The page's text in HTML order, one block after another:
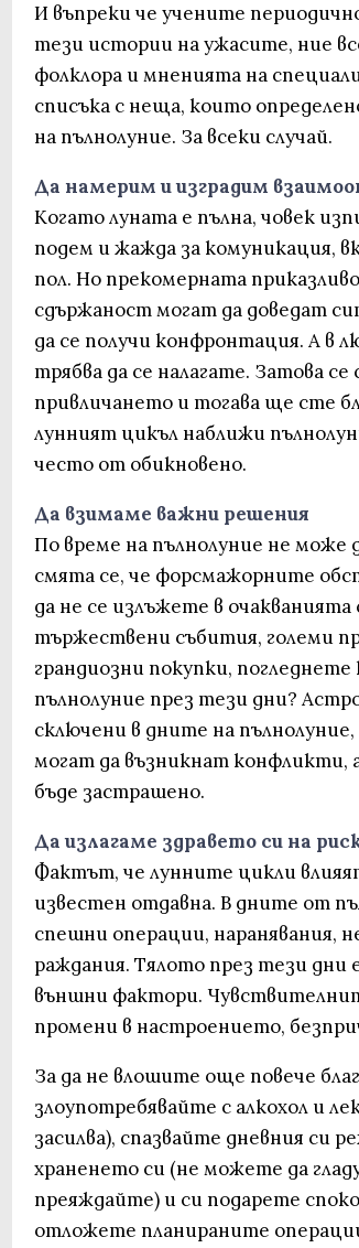
И въпреки че учените
тези истории на ужасите, ние
фолклора и мненията на
списъка с неща, които
на пълнолуние. За всеки случай.
Да намерим и изградим
Когато луната е пълна, човек
подем и жажда за комуникация,
пол. Но прекомерната
сдържаност могат да доведат
да се получи конфронтация. А в
трябва да се налагате. Затова
привличането и тогава ще сте
лунният цикъл наближи
често от обикновено.
Да взимаме важни решения
По време на пълнолуние не може
смята се, че форсмажорните
да не се излъжете в
тържествени събития, големи
грандиозни покупки, погледнете
пълнолуние през тези дни?
сключени в дните на
могат да възникнат конфликти,
бъде застрашено.
Да излагаме здравето си на
Фактът, че лунните цикли
известен отдавна. В дните от
спешни операции, наранявания,
раждания. Тялото през тези дни
външни фактори.
промени в настроението,
За да не влошите още повече
злоупотребявайте с алкохол и
засилва), спазвайте дневния си
храненето си (не можете да
преяждайте) и си подарете
отложете планираните